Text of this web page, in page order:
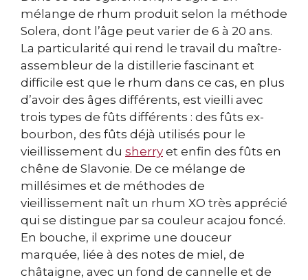
mélange de rhum produit selon la méthode
Solera, dont l’âge peut varier de 6 à 20 ans.
La particularité qui rend le travail du maître-
assembleur de la distillerie fascinant et
difficile est que le rhum dans ce cas, en plus
d’avoir des âges différents, est vieilli avec
trois types de fûts différents : des fûts ex-
bourbon, des fûts déjà utilisés pour le
vieillissement du sherry et enfin des fûts en
chêne de Slavonie. De ce mélange de
millésimes et de méthodes de
vieillissement naît un rhum XO très apprécié
qui se distingue par sa couleur acajou foncé.
En bouche, il exprime une douceur
marquée, liée à des notes de miel, de
châtaigne, avec un fond de cannelle et de